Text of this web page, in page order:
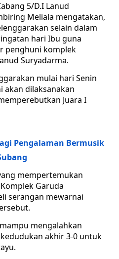
5/D.I Lanud
Meliala mengatakan,
selain dalam
hari Ibu guna
penghuni komplek
Suryadarma.
mulai hari Senin
akan dilaksanakan
Juara I
Pengalaman Bermusik
mempertemukan
Garuda
serangan mewarnai
mengalahkan
akhir 3-0 untuk